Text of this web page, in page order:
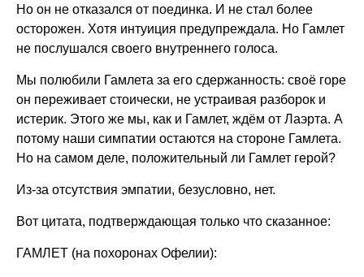
Но он не отказался от поединка. И не стал более
осторожен. Хотя интуиция предупреждала. Но Гамлет
не послушался своего внутреннего голоса.
Мы полюбили Гамлета за его сдержанность: своё горе
он переживает стоически, не устраивая разборок и
истерик. Этого же мы, как и Гамлет, ждём от Лаэрта. А
потому наши симпатии остаются на стороне Гамлета.
Но на самом деле, положительный ли Гамлет герой?
Из-за отсутствия эмпатии, безусловно, нет.
Вот цитата, подтверждающая только что сказанное:
ГАМЛЕТ (на похоронах Офелии):